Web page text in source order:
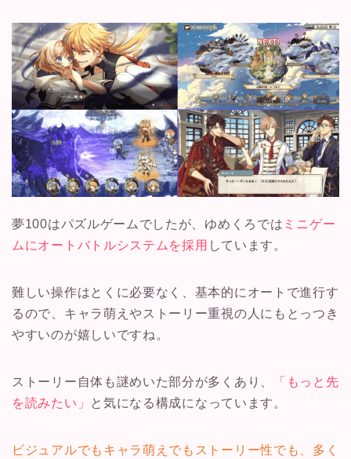
夢100はパズルゲームでしたが、ゆめくろでは ミニゲー
ムにオートバトルシステムを採用 しています。
難しい操作はとくに必要なく、基本的にオートで進行す
るので、キャラ萌えやストーリー重視の人にもとっつき
やすいのが嬉しいですね。
ストーリー自体も謎めいた部分が多くあり、
「もっと先
を読みたい」
と気になる構成になっています。
ビジュアルでもキャラ萌えでもストーリー性でも、多く